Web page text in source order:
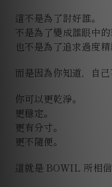
這不是為了討好誰。
不是為了變成誰眼中的
也不是為了追求過度精
而是因為你知道，自
你可以更乾淨。
更穩定。
更有分寸。
更不隨便。
這就是 BOWIL 所相信